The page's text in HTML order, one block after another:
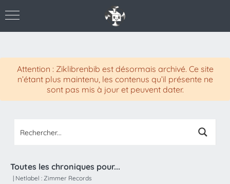
Attention : Ziklibrenbib est désormais archivé. Ce site
n’étant plus maintenu, les contenus qu’il présente ne
sont pas mis à jour et peuvent dater.
Toutes les chroniques pour...
| Netlabel : Zimmer Records